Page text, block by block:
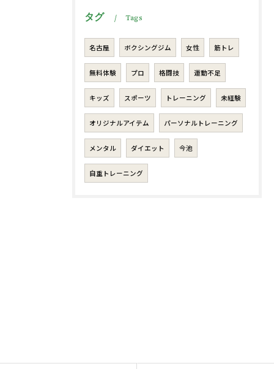
タグ Tags
名古屋 ボクシングジム 女性 筋トレ
無料体験 プロ 格闘技 運動不足
キッズ スポーツ トレーニング 未経験
オリジナルアイテム パーソナルトレーニング
メンタル ダイエット 今池
自重トレーニング